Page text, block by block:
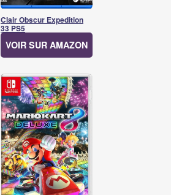
Clair Obscur Expedition
33 PS5
VOIR SUR AMAZON